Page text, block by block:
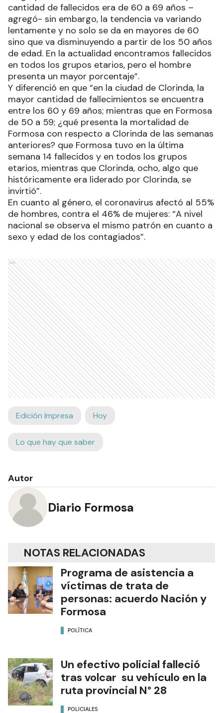
cantidad de fallecidos era de 60 a 69 años –
agregó- sin embargo, la tendencia va variando
lentamente y no solo se da en mayores de 60
sino que va disminuyendo a partir de los 50 años
de edad. En la actualidad encontramos fallecidos
en todos los grupos etarios, pero el hombre
presenta un mayor porcentaje”.
Y diferenció en que “en la ciudad de Clorinda, la
mayor cantidad de fallecimientos se encuentra
entre los 60 y 69 años; mientras que en Formosa
de 50 a 59; ¿qué presenta la mortalidad de
Formosa con respecto a Clorinda de las semanas
anteriores? que Formosa tuvo en la última
semana 14 fallecidos y en todos los grupos
etarios, mientras que Clorinda, ocho, algo que
históricamente era liderado por Clorinda, se
invirtió”.
En cuanto al género, el coronavirus afectó al 55%
de hombres, contra el 46% de mujeres: “A nivel
nacional se observa el mismo patrón en cuanto a
sexo y edad de los contagiados”.
Ads
Edición Impresa Hoy
Lo que hay que saber
Autor
Diario Formosa
NOTAS RELACIONADAS
Programa de asistencia a
víctimas de trata de
personas: acuerdo Nación y
Formosa
POLÍTICA
Un efectivo policial falleció
tras volcar su vehículo en la
ruta provincial N° 28
POLICIALES